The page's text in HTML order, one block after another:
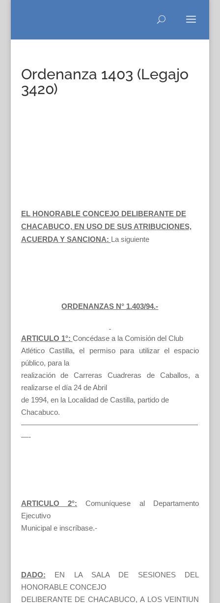
Ordenanza 1403 (Legajo
3420)
EL HONORABLE CONCEJO DELIBERANTE DE
CHACABUCO, EN USO DE SUS ATRIBUCIONES,
ACUERDA Y SANCIONA: La siguiente
ORDENANZAS N° 1.403/94.-
ARTICULO 1°: Concédase a la Comisión del Club
Atlético Castilla, el permiso para utilizar el espacio
público, para la
realización de Carreras Cuadreras de Caballos, a
realizarse el día 24 de Abril
de 1994, en la Localidad de Castilla, partido de
Chacabuco.
————————————————————————
—-
ARTICULO 2°: Comuníquese al Departamento
Ejecutivo
Municipal e inscríbase.-
DADO:
EN LA SALA DE SESIONES DEL
HONORABLE CONCEJO
DELIBERANTE DE CHACABUCO, A LOS VEINTIUN